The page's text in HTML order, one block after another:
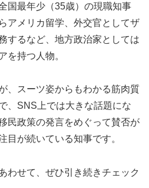
国最年少（35歳）の現職知事
アメリカ留学、外交官としてザ
するなど、地方政治家としては
を持つ人物。
、スーツ姿からもわかる筋肉質
、SNS上では大きな話題にな
民政策の発言をめぐって賛否が
目が続いている知事です。
わせて、ぜひ引き続きチェック